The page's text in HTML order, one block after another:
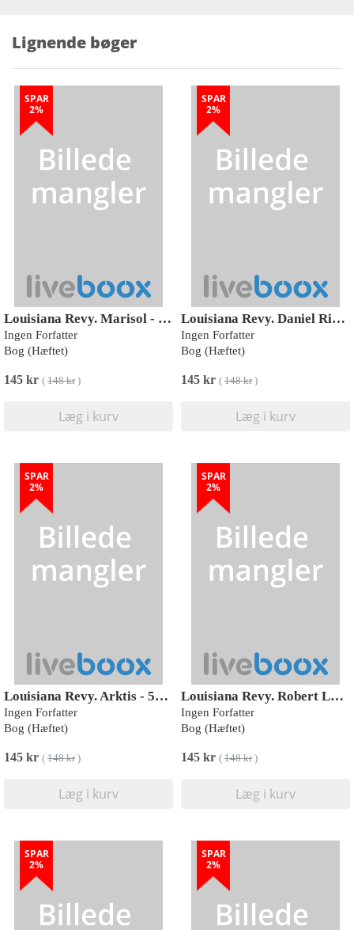
Lignende bøger
SPAR
2%
Louisiana Revy. Marisol - 66. årgang, hæfte 1
Ingen Forfatter
Bog (Hæftet)
145 kr ( 148 kr)
Læg i kurv
SPAR
2%
Louisiana Revy. Daniel Richter - 57.årgang hæfte 1
Ingen Forfatter
Bog (Hæftet)
145 kr ( 148 kr)
Læg i kurv
SPAR
2%
Louisiana Revy. Arktis - 54. årgang. Hæfte 1
Ingen Forfatter
Bog (Hæftet)
145 kr ( 148 kr)
Læg i kurv
SPAR
2%
Louisiana Revy. Robert Longo - 65. årgang, hæfte 2
Ingen Forfatter
Bog (Hæftet)
145 kr ( 148 kr)
Læg i kurv
SPAR
2%
SPAR
2%